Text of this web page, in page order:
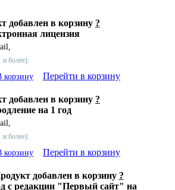
добавлен в корзину ?
лицензия
и более):
корзину Перейти в корзину
добавлен в корзину ?
на 1 год
и более):
корзину Перейти в корзину
добавлен в корзину ?
с редакции "Первый сайт" на